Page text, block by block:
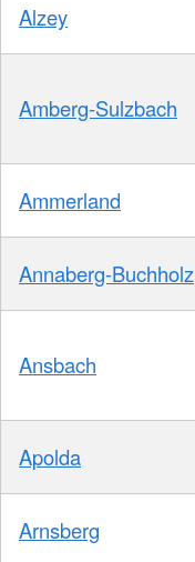
Alzey
Amberg-Sulzbach
Ammerland
Annaberg-Buchholz
Ansbach
Apolda
Arnsberg